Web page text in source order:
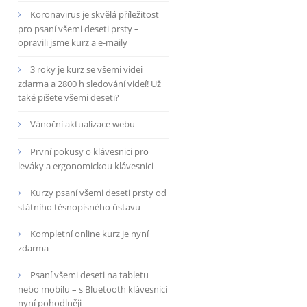
Koronavirus je skvělá příležitost
pro psaní všemi deseti prsty –
opravili jsme kurz a e-maily
3 roky je kurz se všemi videi
zdarma a 2800 h sledování videí! Už
také píšete všemi deseti?
Vánoční aktualizace webu
První pokusy o klávesnici pro
leváky a ergonomickou klávesnici
Kurzy psaní všemi deseti prsty od
státního těsnopisného ústavu
Kompletní online kurz je nyní
zdarma
Psaní všemi deseti na tabletu
nebo mobilu – s Bluetooth klávesnicí
nyní pohodlněji